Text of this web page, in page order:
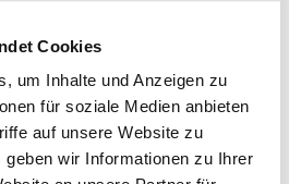
Cookies
um Inhalte und Anzeigen zu
für soziale Medien anbieten
auf unsere Website zu
wir Informationen zu Ihrer
Lieferung und die Montage von
und Öfen‘ betrifft, liegt im
und Ehingen(Donau) über
Ochsenhausen, Bad Wurzach,